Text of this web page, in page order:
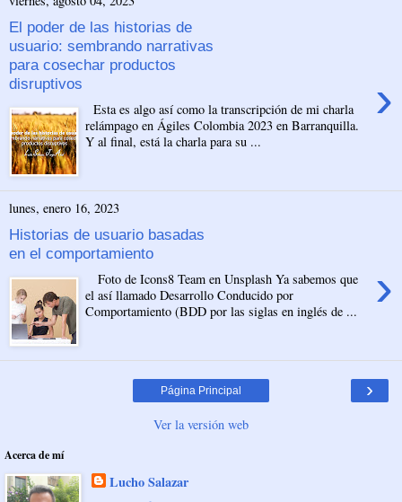
El poder de las historias de
usuario: sembrando narrativas
para cosechar productos
disruptivos
›
Esta es algo así como la transcripción de mi charla
relámpago en Ágiles Colombia 2023 en Barranquilla.
Y al final, está la charla para su ...
lunes, enero 16, 2023
Historias de usuario basadas
en el comportamiento
›
Foto de Icons8 Team en Unsplash Ya sabemos que
el así llamado Desarrollo Conducido por
Comportamiento (BDD por las siglas en inglés de ...
›
Página Principal
Ver la versión web
Acerca de mí
Lucho Salazar